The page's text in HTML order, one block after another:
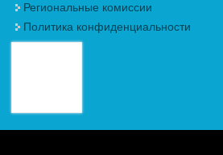
Региональные комиссии
Политика конфиденциальности